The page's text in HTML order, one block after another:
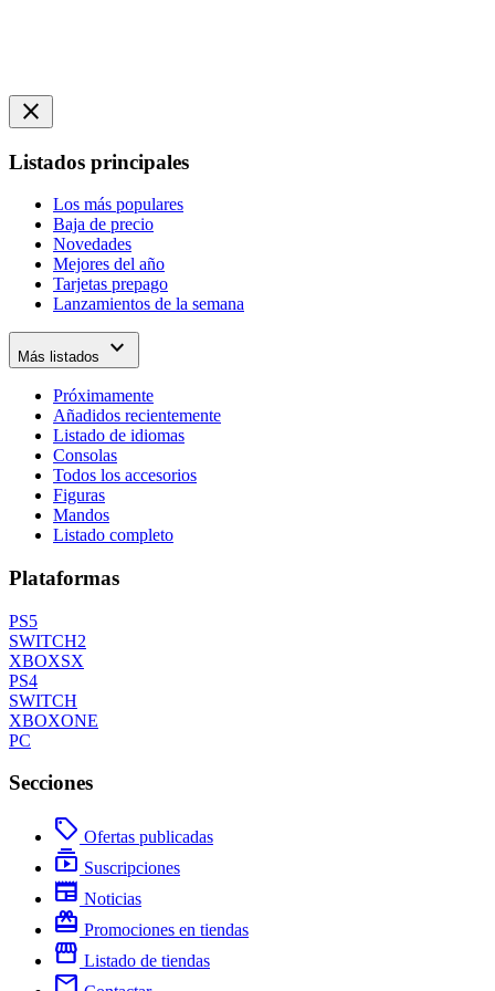
close
Listados principales
Los más populares
Baja de precio
Novedades
Mejores del año
Tarjetas prepago
Lanzamientos de la semana
Más listados expand_more
Próximamente
Añadidos recientemente
Listado de idiomas
Consolas
Todos los accesorios
Figuras
Mandos
Listado completo
Plataformas
PS5
SWITCH2
XBOXSX
PS4
SWITCH
XBOXONE
PC
Secciones
local_offer Ofertas publicadas
subscriptions Suscripciones
newspaper Noticias
redeem Promociones en tiendas
storefront Listado de tiendas
mail